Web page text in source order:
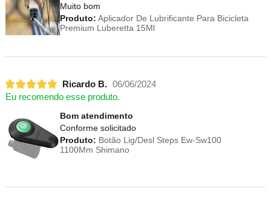
Muito bom
Produto: Aplicador De Lubrificante Para Bicicleta
Premium Luberetta 15Ml
Ricardo B. 06/06/2024
Eu recomendo esse produto.
Bom atendimento
Conforme solicitado
Produto: Botão Lig/Desl Steps Ew-Sw100
1100Mm Shimano